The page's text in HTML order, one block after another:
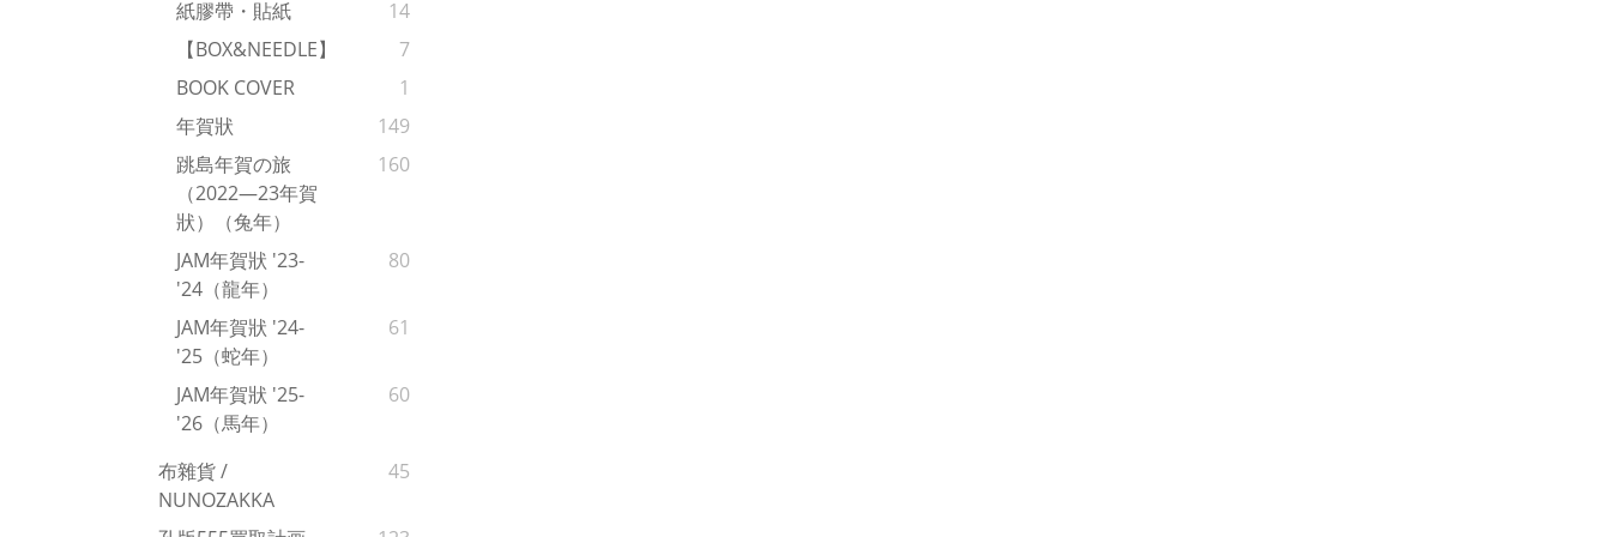
紙膠帶・貼紙
14
【BOX&NEEDLE】
7
BOOK COVER
1
年賀狀
149
跳島年賀の旅
（2022—23年賀
狀）（兔年）
160
JAM年賀狀 '23-
'24（龍年）
80
JAM年賀狀 '24-
'25（蛇年）
61
JAM年賀狀 '25-
'26（馬年）
60
布雜貨 /
NUNOZAKKA
45